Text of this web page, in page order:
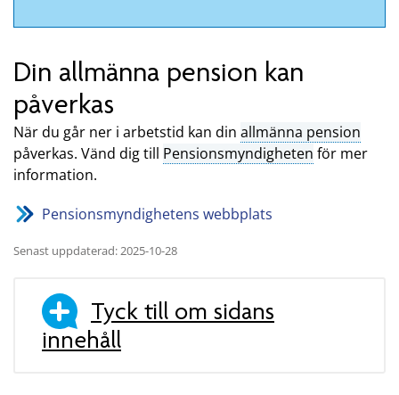
Din allmänna pension kan
påverkas
När du går ner i arbetstid kan din allmänna pension
påverkas. Vänd dig till Pensionsmyndigheten för mer
information.
Pensionsmyndighetens webbplats
Senast uppdaterad: 2025-10-28
Tyck till om sidans
innehåll